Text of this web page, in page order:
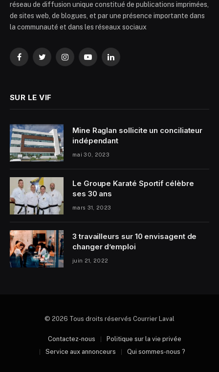
réseau de diffusion unique constitué de publications imprimées,
de sites web, de blogues, et par une présence importante dans
la communauté et dans les réseaux sociaux
FacebookTwitterInstagramYouTubeLinkedIn
SUR LE VIF
Mine Raglan sollicite un conciliateur
indépendant
mai 30, 2023
Le Groupe Karaté Sportif célèbre
ses 30 ans
mars 31, 2023
3 travailleurs sur 10 envisagent de
changer d’emploi
juin 21, 2022
© 2026 Tous droits réservés Courrier Laval
Contactez-nous
Politique sur la vie privée
Service aux annonceurs
Qui sommes-nous ?